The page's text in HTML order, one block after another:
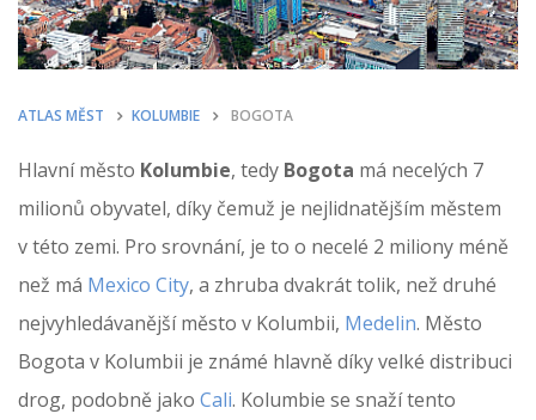
ATLAS MĚST KOLUMBIE BOGOTA
Hlavní město Kolumbie, tedy Bogota má necelých 7
milionů obyvatel, díky čemuž je nejlidnatějším městem
v této zemi. Pro srovnání, je to o necelé 2 miliony méně
než má Mexico City, a zhruba dvakrát tolik, než druhé
nejvyhledávanější město v Kolumbii, Medelin. Město
Bogota v Kolumbii je známé hlavně díky velké distribuci
drog, podobně jako Cali. Kolumbie se snaží tento